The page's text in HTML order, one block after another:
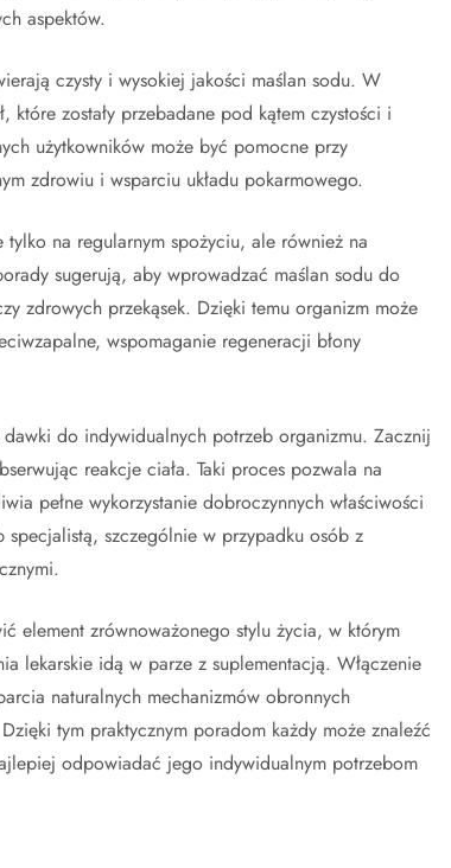
aspektów.
czysty i wysokiej jakości maślan sodu. W
zostały przebadane pod kątem czystości i
użytkowników może być pomocne przy
zdrowiu i wsparciu układu pokarmowego.
na regularnym spożyciu, ale również na
sugerują, aby wprowadzać maślan sodu do
zdrowych przekąsek. Dzięki temu organizm może
wspomaganie regeneracji błony
do indywidualnych potrzeb organizmu. Zacznij
reakcje ciała. Taki proces pozwala na
pełne wykorzystanie dobroczynnych właściwości
szczególnie w przypadku osób z
element zrównoważonego stylu życia, w którym
lekarskie idą w parze z suplementacją. Włączenie
naturalnych mechanizmów obronnych
tym praktycznym poradom każdy może znaleźć
odpowiadać jego indywidualnym potrzebom